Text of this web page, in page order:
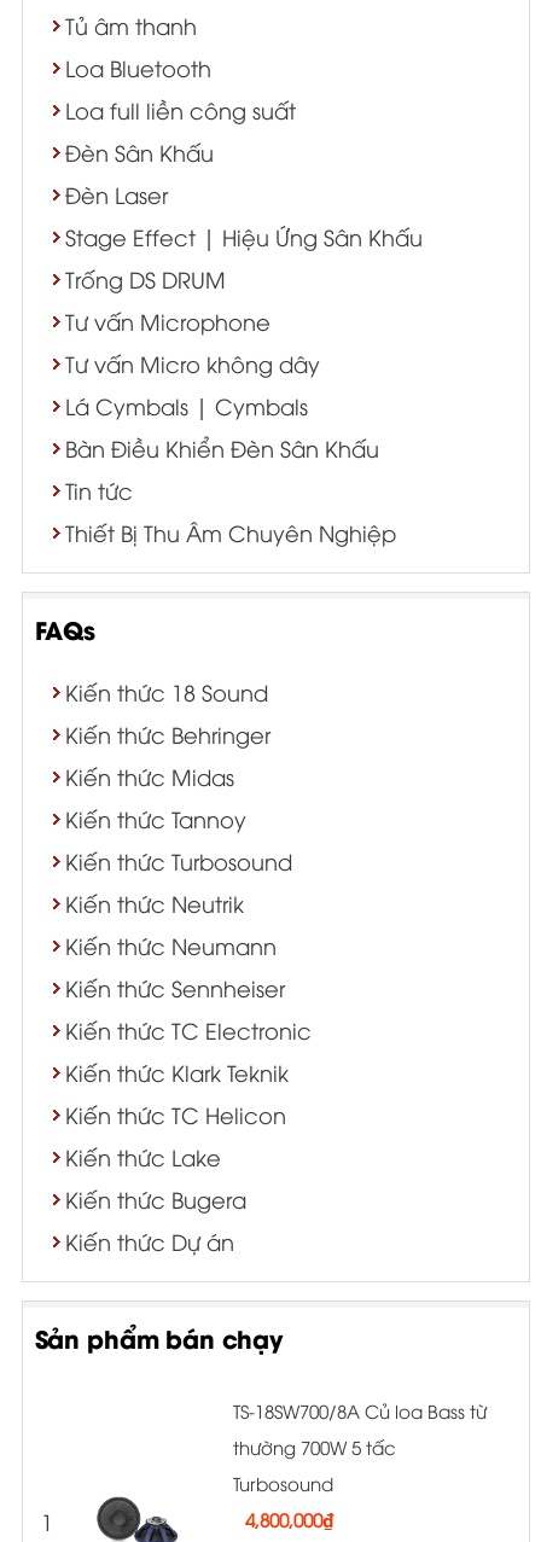
Tủ âm thanh
Loa Bluetooth
Loa full liền công suất
Đèn Sân Khấu
Đèn Laser
Stage Effect | Hiệu Ứng Sân Khấu
Trống DS DRUM
Tư vấn Microphone
Tư vấn Micro không dây
Lá Cymbals | Cymbals
Bàn Điều Khiển Đèn Sân Khấu
Tin tức
Thiết Bị Thu Âm Chuyên Nghiệp
FAQs
Kiến thức 18 Sound
Kiến thức Behringer
Kiến thức Midas
Kiến thức Tannoy
Kiến thức Turbosound
Kiến thức Neutrik
Kiến thức Neumann
Kiến thức Sennheiser
Kiến thức TC Electronic
Kiến thức Klark Teknik
Kiến thức TC Helicon
Kiến thức Lake
Kiến thức Bugera
Kiến thức Dự án
Sản phẩm bán chạy
1
TS-18SW700/8A Củ loa Bass từ
thường 700W 5 tấc
Turbosound
4,800,000₫